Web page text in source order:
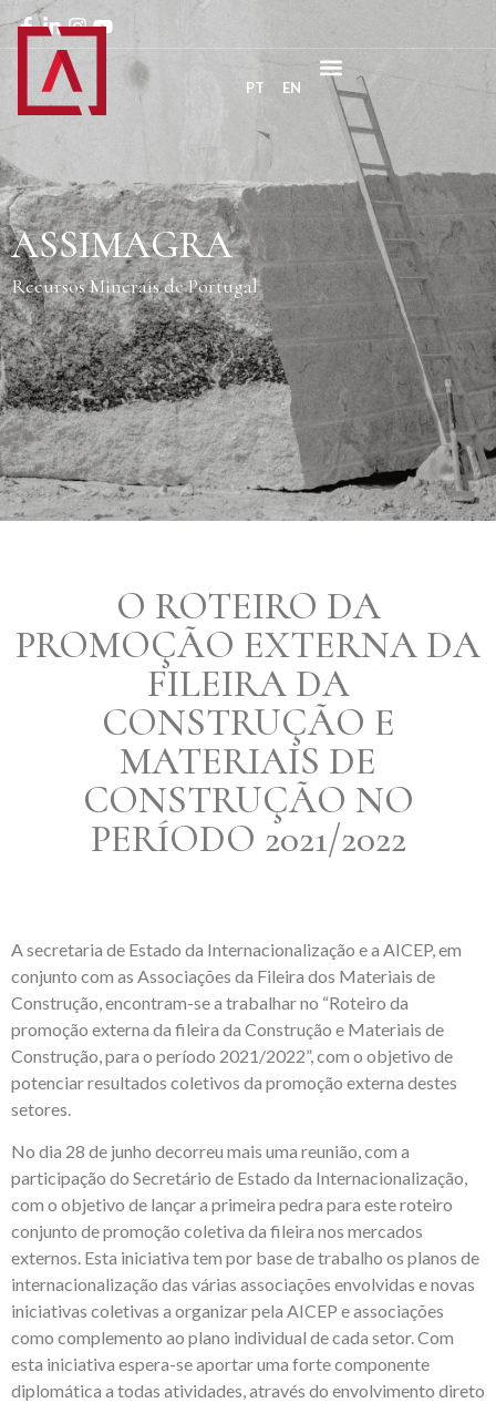
PT EN
ASSIMAGRA
Recursos Minerais de Portugal
O ROTEIRO DA
PROMOÇÃO EXTERNA DA
FILEIRA DA
CONSTRUÇÃO E
MATERIAIS DE
CONSTRUÇÃO NO
PERÍODO 2021/2022
A secretaria de Estado da Internacionalização e a AICEP, em
conjunto com as Associações da Fileira dos Materiais de
Construção, encontram-se a trabalhar no “Roteiro da
promoção externa da fileira da Construção e Materiais de
Construção, para o período 2021/2022”, com o objetivo de
potenciar resultados coletivos da promoção externa destes
setores.
No dia 28 de junho decorreu mais uma reunião, com a
participação do Secretário de Estado da Internacionalização,
com o objetivo de lançar a primeira pedra para este roteiro
conjunto de promoção coletiva da fileira nos mercados
externos. Esta iniciativa tem por base de trabalho os planos de
internacionalização das várias associações envolvidas e novas
iniciativas coletivas a organizar pela AICEP e associações
como complemento ao plano individual de cada setor. Com
esta iniciativa espera-se aportar uma forte componente
diplomática a todas atividades, através do envolvimento direto